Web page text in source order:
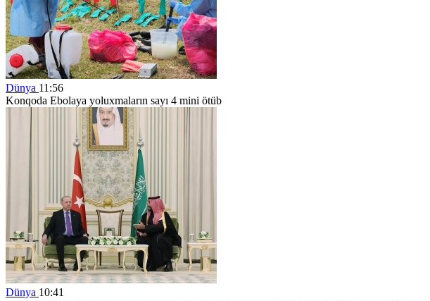
Dünya 11:56
Konqoda Ebolaya yoluxmaların sayı 4 mini ötüb
Dünya 10:41